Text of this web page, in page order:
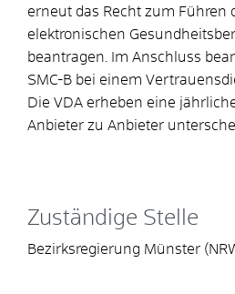
erneut das Recht zum Führen
elektronischen
beantragen. Im Anschluss
SMC-B bei einem
Die VDA erheben eine
Anbieter zu Anbieter
Zuständige Stelle
Bezirksregierung Münster